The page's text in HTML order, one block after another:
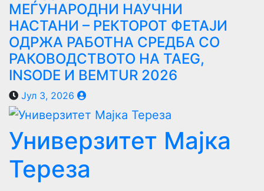
МЕЃУНАРОДНИ НАУЧНИ
НАСТАНИ – РЕКТОРОТ ФЕТАЈИ
ОДРЖА РАБОТНА СРЕДБА СО
РАКОВОДСТВОТО НА TAEG,
INSODE И BEMTUR 2026
Јул 3, 2026
Универзитет Мајка
Тереза